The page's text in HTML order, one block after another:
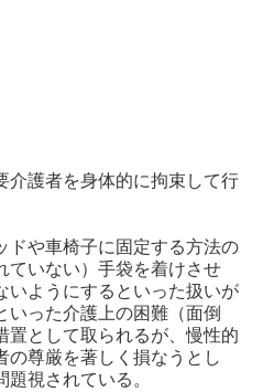
介護者を身体的に拘束して行
ドや車椅子に固定する方法の
ていない）手袋を着けさせ
いようにするといった扱いが
いった介護上の困難（面倒
置として取られるが、慢性的
の尊厳を著しく損なうとし
視されている。